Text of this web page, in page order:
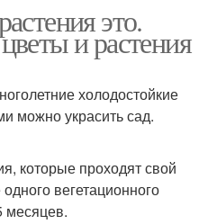
это.
и растения
холодостойкие
можно украсить сад.
которые проходят свой
вегетационного
месяцев.